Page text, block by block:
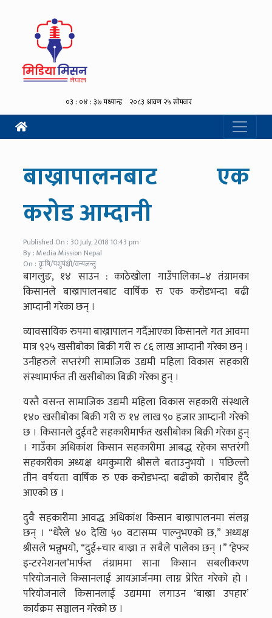
बाख्रापालनबाट एक
करोड आम्दानी
Published On : 30 July, 2018 10:43 pm
By : Media Mission Nepal
On : कृषि/पशुपंक्षी/वन्यजन्तु
बागलुङ, १४ साउन : काठेखोला गाउँपालिका–४ तंग्रामका
किसानले बाख्रापालनबाट वार्षिक रु एक करोडभन्दा बढी
आम्दानी गरेका छन् ।
व्यावसायिक रुपमा बाख्रापालन गर्दैआएका किसानले गत आवमा
मात्र ९२५ खसीबोका बिक्री गरी रु ८६ लाख आम्दानी गरेका छन् ।
उनीहरुले सप्तरंगी सामाजिक उद्यमी महिला विकास सहकारी
संस्थामार्फत ती खसीबोका बिक्री गरेका हुन् ।
यस्तै वसन्त सामाजिक उद्यमी महिला विकास सहकारी संस्थाले
१४० खसीबोका बिक्री गरी रु १४ लाख ९० हजार आम्दानी गरेको
छ । किसानले दुईवटै सहकारीमार्फत खसीबोका बिक्री गरेका हुन्
। गाउँका अधिकांश किसान सहकारीमा आबद्ध रहेका सप्तरंगी
सहकारीका अध्यक्ष थमकुमारी श्रीसले बताउनुभयो । पछिल्लो
तीन वर्षयता वार्षिक रु एक करोडभन्दा बढीको कारोबार हुँदै
आएको छ ।
दुवै सहकारीमा आवद्ध अधिकांश किसान बाख्रापालनमा संलग्न
छन् । “धेरैले ४० देखि ५० वटासम्म पाल्नुभएको छ,” अध्यक्ष
श्रीसले भन्नुभयो, “दुई÷चार बाख्रा त सबैले पालेका छन् ।” ‘हेफर
इन्टरनेशनल’मार्फत तंग्राममा साना किसान सबलीकरण
परियोजनाले किसानलाई आयआर्जनमा लाग्न प्रेरित गरेको हो ।
परियोजनाले किसानलाई उद्यममा लगाउन ‘बाख्रा उपहार’
कार्यक्रम सञ्चालन गरेको छ ।